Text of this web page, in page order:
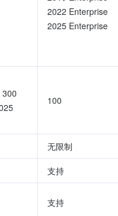
2022 Enterprise
2025 Enterprise
100
无限制
支持
支持